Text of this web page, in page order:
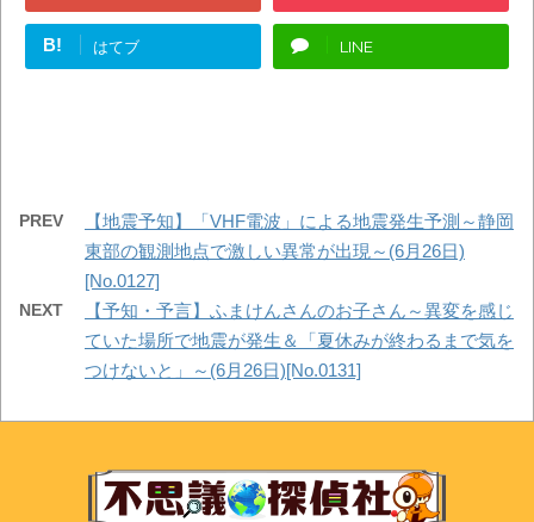
B! はてブ LINE
PREV
【地震予知】「VHF電波」による地震発生予測～静岡
東部の観測地点で激しい異常が出現～(6月26日)
[No.0127]
NEXT
【予知・予言】ふまけんさんのお子さん～異変を感じ
ていた場所で地震が発生＆「夏休みが終わるまで気を
つけないと」～(6月26日)[No.0131]